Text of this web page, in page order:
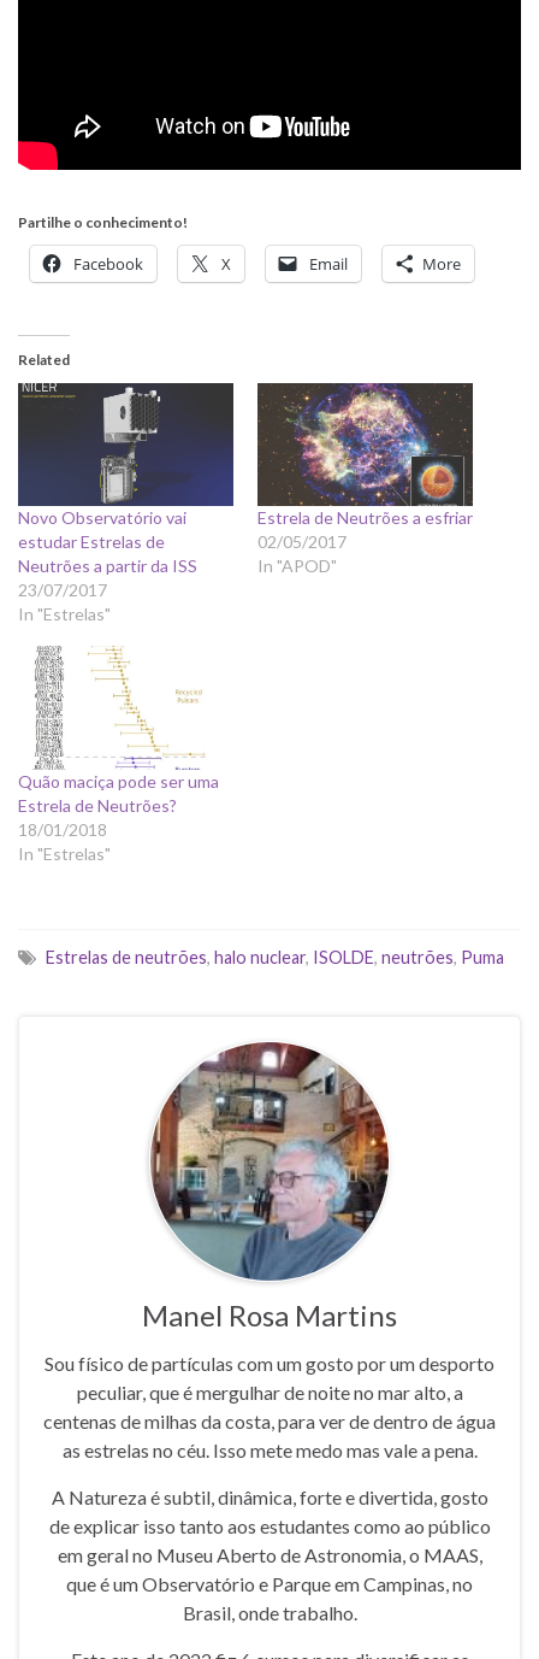
Partilhe o conhecimento!
Facebook X Email More
Related
Novo Observatório vai
estudar Estrelas de
Neutrões a partir da ISS
23/07/2017
In "Estrelas"
Estrela de Neutrões a esfriar
02/05/2017
In "APOD"
Quão maciça pode ser uma
Estrela de Neutrões?
18/01/2018
In "Estrelas"
Estrelas de neutrões, halo nuclear, ISOLDE, neutrões, Puma
Manel Rosa Martins
Sou físico de partículas com um gosto por um desporto
peculiar, que é mergulhar de noite no mar alto, a
centenas de milhas da costa, para ver de dentro de água
as estrelas no céu. Isso mete medo mas vale a pena.
A Natureza é subtil, dinâmica, forte e divertida, gosto
de explicar isso tanto aos estudantes como ao público
em geral no Museu Aberto de Astronomia, o MAAS,
que é um Observatório e Parque em Campinas, no
Brasil, onde trabalho.